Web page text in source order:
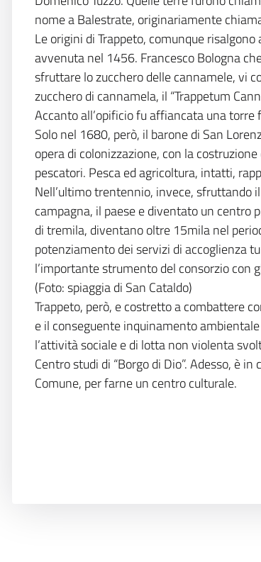
nome a Balestrate, originariamente
Le origini di Trappeto, comunque
avvenuta nel 1456. Francesco Bologna
sfruttare lo zucchero delle cannamele, vi
zucchero di cannamela, il “Trappetum
Accanto all’opificio fu affiancata una
Solo nel 1680, però, il barone di San
opera di colonizzazione, con la
pescatori. Pesca ed agricoltura, intatti,
Nell’ultimo trentennio, invece, sfruttando
campagna, il paese e diventato un centro
di tremila, diventano oltre 15mila nel
potenziamento dei servizi di accoglienza
l’importante strumento del consorzio con
(Foto: spiaggia di San Cataldo)
Trappeto, però, e costretto a combattere
e il conseguente inquinamento
l’attività sociale e di lotta non violenta
Centro studi di “Borgo di Dio”. Adesso, è
Comune, per farne un centro culturale.